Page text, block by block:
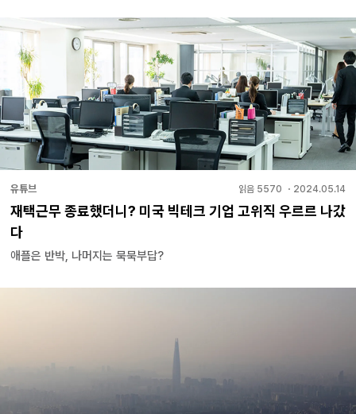
유튜브 읽음 5570 ・ 2024.05.14
재택근무 종료했더니? 미국 빅테크 기업 고위직 우르르 나갔
다
애플은 반박, 나머지는 묵묵부답?